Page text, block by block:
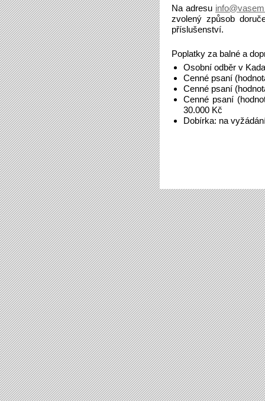
Na adresu
zvolený způsob
příslušenství.
Poplatky za balné a
Osobní odběr v
Cenné psaní
Cenné psaní
Cenné psaní
30.000 Kč
Dobírka: na